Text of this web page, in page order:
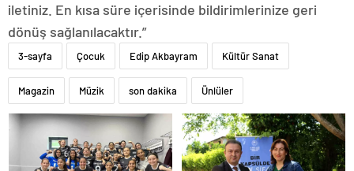
iletiniz. En kısa süre içerisinde bildirimlerinize geri
dönüş sağlanılacaktır.”
3-sayfa Çocuk Edip Akbayram Kültür Sanat
Magazin Müzik son dakika Ünlüler